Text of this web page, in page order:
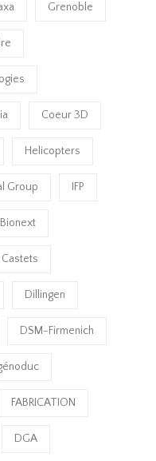
Grenoble
Coeur 3D
Helicopters
Group IFP
Bionext
Castets
Dillingen
DSM-Firmenich
FABRICATION
DGA